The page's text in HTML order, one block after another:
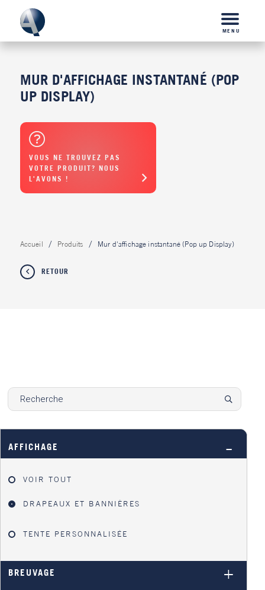
MENU
MUR D'AFFICHAGE INSTANTANÉ (POP
UP DISPLAY)
VOUS NE TROUVEZ PAS
VOTRE PRODUIT? NOUS
L'AVONS !
Accueil Produits Mur d'affichage instantané (Pop up Display)
RETOUR
AFFICHAGE
VOIR TOUT
DRAPEAUX ET BANNIÈRES
TENTE PERSONNALISÉE
BREUVAGE